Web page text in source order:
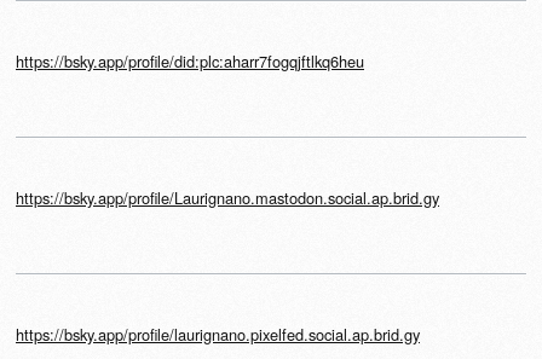
https://bsky.app/profile/did:plc:aharr7fogqjftlkq6heu
https://bsky.app/profile/Laurignano.mastodon.social.ap.brid.gy
https://bsky.app/profile/laurignano.pixelfed.social.ap.brid.gy